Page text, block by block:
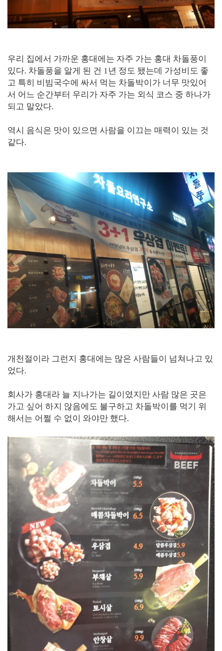
우리 집에서 가까운 홍대에는 자주 가는 홍대 차돌풍이
있다. 차돌풍을 알게 된 건 1년 정도 됐는데 가성비도 좋
고 특히 비빔국수에 싸서 먹는 차돌박이가 너무 맛있어
서 어느 순간부터 우리가 자주 가는 외식 코스 중 하나가
되고 말았다.
역시 음식은 맛이 있으면 사람을 이끄는 매력이 있는 것
같다.
개천절이라 그런지 홍대에는 많은 사람들이 넘쳐나고 있
었다.
회사가 홍대라 늘 지나가는 길이였지만 사람 많은 곳은
가고 싶어 하지 않음에도 불구하고 차돌박이를 먹기 위
해서는 어쩔 수 없이 와야만 했다.